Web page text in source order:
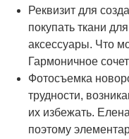
Реквизит для
покупать ткани
аксессуары. Что
Гармоничное
Фотосъемка
трудности,
их избежать.
поэтому